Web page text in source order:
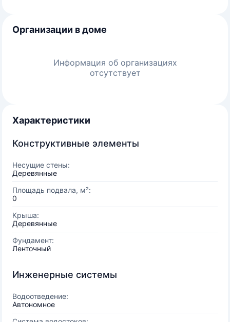
Организации в доме
Информация об организациях
отсутствует
Характеристики
Конструктивные элементы
Несущие стены:
Деревянные
Площадь подвала, м²:
0
Крыша:
Деревянные
Фундамент:
Ленточный
Инженерные системы
Водоотведение:
Автономное